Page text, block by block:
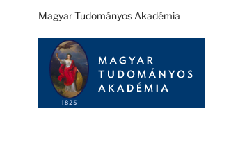
Magyar Tudományos Akadémia